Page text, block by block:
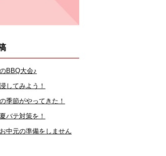
BBQ大会♪
してみよう！
季節がやってきた！
バテ対策を！
中元の準備をしません